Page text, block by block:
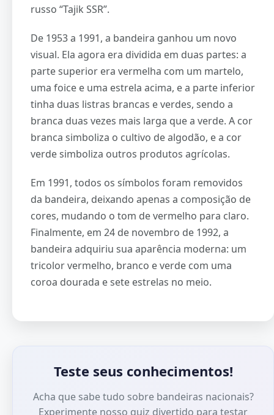
russo “Tajik SSR”.
De 1953 a 1991, a bandeira ganhou um novo
visual. Ela agora era dividida em duas partes: a
parte superior era vermelha com um martelo,
uma foice e uma estrela acima, e a parte inferior
tinha duas listras brancas e verdes, sendo a
branca duas vezes mais larga que a verde. A cor
branca simboliza o cultivo de algodão, e a cor
verde simboliza outros produtos agrícolas.
Em 1991, todos os símbolos foram removidos
da bandeira, deixando apenas a composição de
cores, mudando o tom de vermelho para claro.
Finalmente, em 24 de novembro de 1992, a
bandeira adquiriu sua aparência moderna: um
tricolor vermelho, branco e verde com uma
coroa dourada e sete estrelas no meio.
Teste seus conhecimentos!
Acha que sabe tudo sobre bandeiras nacionais?
Experimente nosso quiz divertido para testar